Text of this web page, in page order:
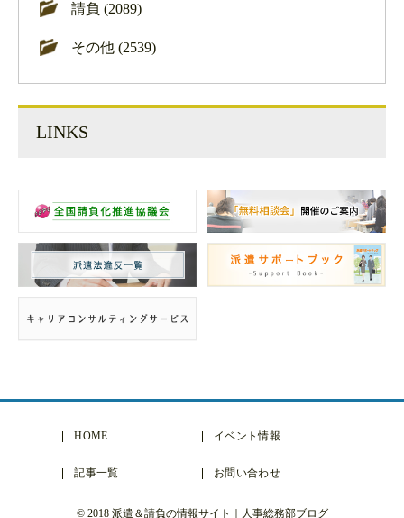
請負 (2089)
その他 (2539)
LINKS
HOME イベント情報
記事一覧 お問い合わせ
© 2018 派遣＆請負の情報サイト｜人事総務部ブログ